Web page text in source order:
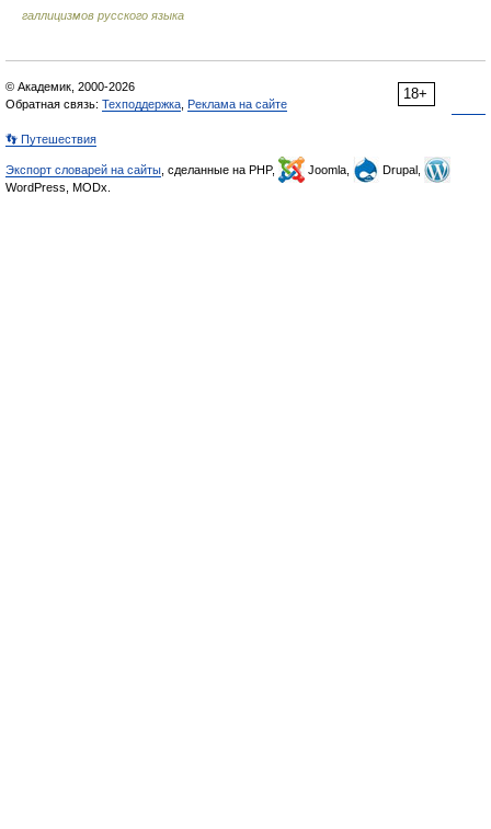
галлицизмов русского языка
18+
© Академик, 2000-2026
Обратная связь: Техподдержка Реклама на сайте
👣 Путешествия
Экспорт словарей на сайты , сделанные на PHP, Joomla,
Drupal,
WordPress, MODx.